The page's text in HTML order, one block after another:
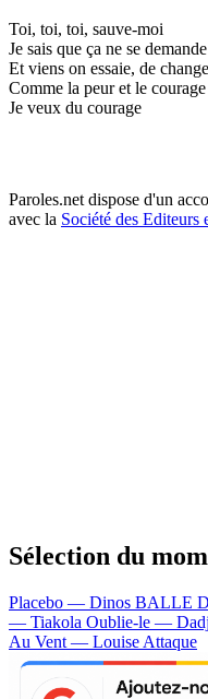
Toi, toi, toi, sauve-moi
Je sais que ça ne se
Et viens on essaie, de
Comme la peur et le
Je veux du courage
Paroles.net dispose d'un
avec la Société des Editeurs
Sélection du
Placebo — Dinos BALLE
— Tiakola Oublie-le —
Au Vent — Louise Attaque